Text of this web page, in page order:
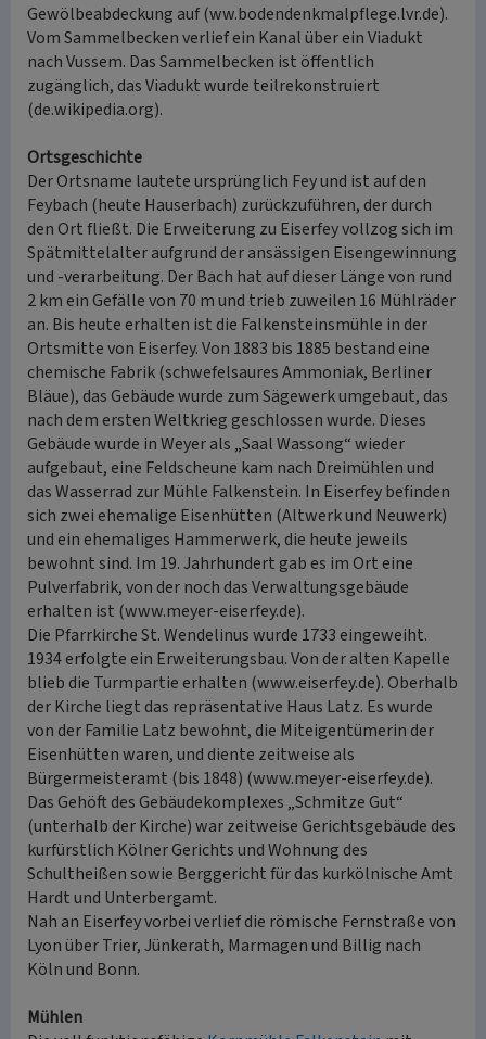
Gewölbeabdeckung auf (ww.bodendenkmalpflege.lvr.de).
Vom Sammelbecken verlief ein Kanal über ein Viadukt
nach Vussem. Das Sammelbecken ist öffentlich
zugänglich, das Viadukt wurde teilrekonstruiert
(de.wikipedia.org).
Ortsgeschichte
Der Ortsname lautete ursprünglich Fey und ist auf den
Feybach (heute Hauserbach) zurückzuführen, der durch
den Ort fließt. Die Erweiterung zu Eiserfey vollzog sich im
Spätmittelalter aufgrund der ansässigen Eisengewinnung
und -verarbeitung. Der Bach hat auf dieser Länge von rund
2 km ein Gefälle von 70 m und trieb zuweilen 16 Mühlräder
an. Bis heute erhalten ist die Falkensteinsmühle in der
Ortsmitte von Eiserfey. Von 1883 bis 1885 bestand eine
chemische Fabrik (schwefelsaures Ammoniak, Berliner
Bläue), das Gebäude wurde zum Sägewerk umgebaut, das
nach dem ersten Weltkrieg geschlossen wurde. Dieses
Gebäude wurde in Weyer als „Saal Wassong“ wieder
aufgebaut, eine Feldscheune kam nach Dreimühlen und
das Wasserrad zur Mühle Falkenstein. In Eiserfey befinden
sich zwei ehemalige Eisenhütten (Altwerk und Neuwerk)
und ein ehemaliges Hammerwerk, die heute jeweils
bewohnt sind. Im 19. Jahrhundert gab es im Ort eine
Pulverfabrik, von der noch das Verwaltungsgebäude
erhalten ist (www.meyer-eiserfey.de).
Die Pfarrkirche St. Wendelinus wurde 1733 eingeweiht.
1934 erfolgte ein Erweiterungsbau. Von der alten Kapelle
blieb die Turmpartie erhalten (www.eiserfey.de). Oberhalb
der Kirche liegt das repräsentative Haus Latz. Es wurde
von der Familie Latz bewohnt, die Miteigentümerin der
Eisenhütten waren, und diente zeitweise als
Bürgermeisteramt (bis 1848) (www.meyer-eiserfey.de).
Das Gehöft des Gebäudekomplexes „Schmitze Gut“
(unterhalb der Kirche) war zeitweise Gerichtsgebäude des
kurfürstlich Kölner Gerichts und Wohnung des
Schultheißen sowie Berggericht für das kurkölnische Amt
Hardt und Unterbergamt.
Nah an Eiserfey vorbei verlief die römische Fernstraße von
Lyon über Trier, Jünkerath, Marmagen und Billig nach
Köln und Bonn.
Mühlen